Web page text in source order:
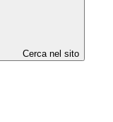
Cerca nel sito